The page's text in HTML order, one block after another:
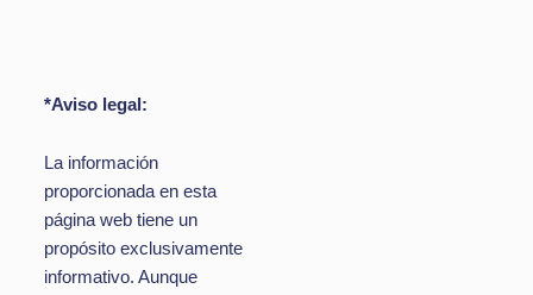
*Aviso legal:
La información
proporcionada en esta
página web tiene un
propósito exclusivamente
informativo. Aunque